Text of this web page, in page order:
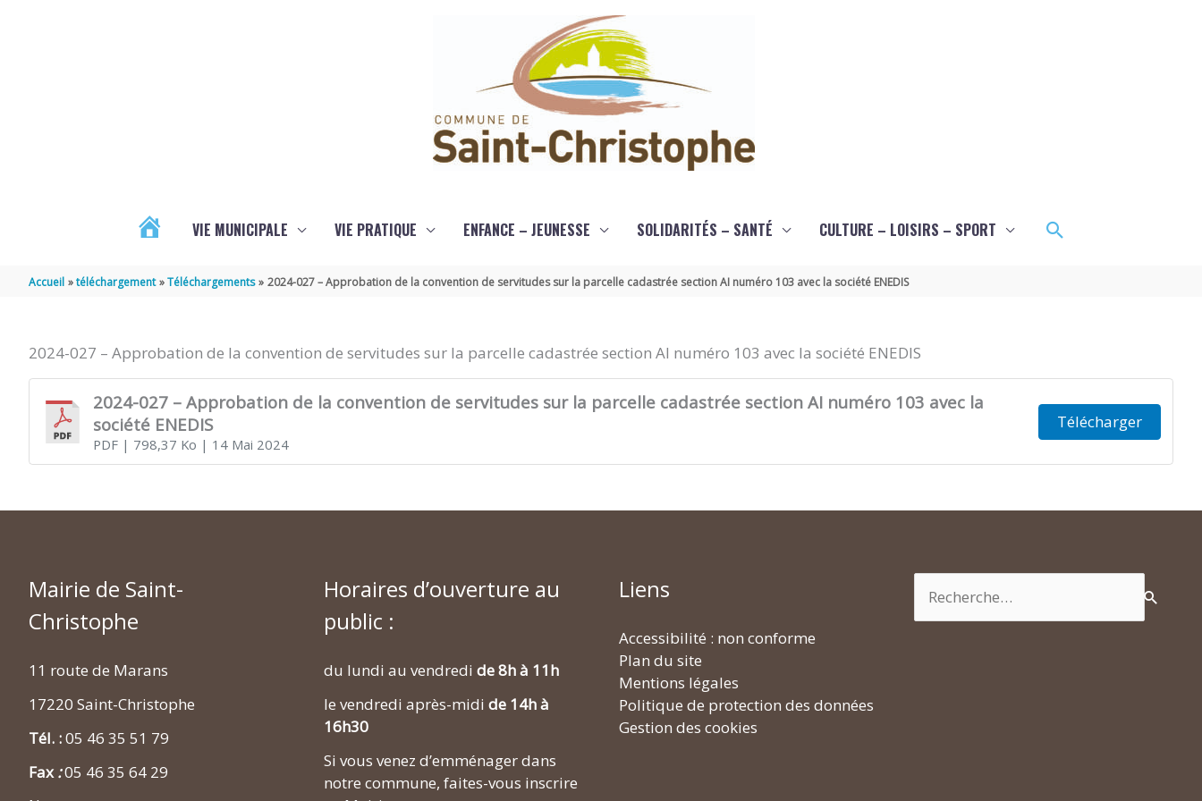
VIE MUNICIPALE VIE PRATIQUE ENFANCE – JEUNESSE SOLIDARITÉS – SANTÉ CULTURE – LOISIRS – SPORT Rechercher
Accueil téléchargement Téléchargements 2024-027 – Approbation de la convention de servitudes sur la parcelle cadastrée section AI numéro 103 avec la société ENEDIS
2024-027 – Approbation de la convention de servitudes sur la parcelle cadastrée section AI numéro 103 avec la société ENEDIS
2024-027 – Approbation de la convention de servitudes sur la parcelle cadastrée section AI numéro 103 avec la
société ENEDIS
PDF| 798,37 Ko | 14 Mai 2024
Télécharger
Mairie de Saint-
Christophe
11 route de Marans
17220 Saint-Christophe
Tél. :05 46 35 51 79
Fax :05 46 35 64 29
Horaires d’ouverture au
public :
du lundi au vendredi de 8h à 11h
le vendredi après-midi de 14h à
16h30
Si vous venez d’emménager dans
notre commune, faites-vous inscrire
Liens
Accessibilité : non conforme
Plan du site
Mentions légales
Politique de protection des données
Gestion des cookies